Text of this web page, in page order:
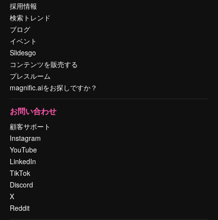
採用情報
検索トレンド
ブログ
イベント
Slidesgo
コンテンツを販売する
プレスルーム
magnific.aiをお探しですか？
お問い合わせ
顧客サポート
Instagram
YouTube
LinkedIn
TikTok
Discord
X
Reddit